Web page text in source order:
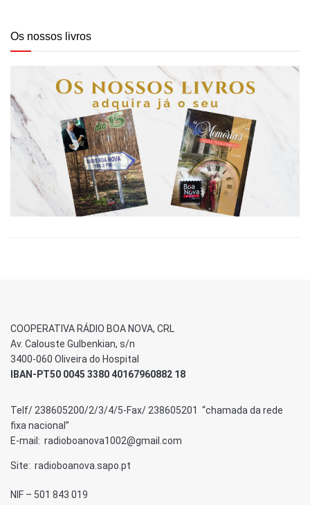
Os nossos livros
COOPERATIVA RÁDIO BOA NOVA, CRL
Av. Calouste Gulbenkian, s/n
3400-060 Oliveira do Hospital
IBAN-PT50 0045 3380 40167960882 18
Telf/ 238605200/2/3/4/5-Fax/ 238605201 “chamada da rede
fixa nacional”
E-mail: radioboanova1002@gmail.com
Site: radioboanova.sapo.pt
NIF – 501 843 019